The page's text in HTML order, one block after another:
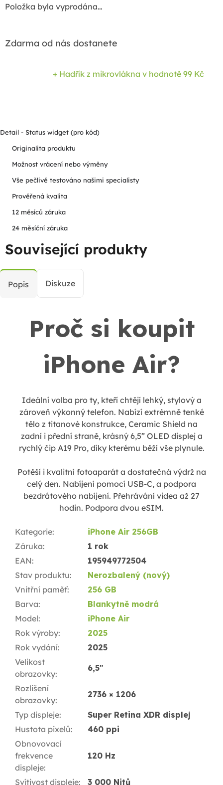
Položka byla vyprodána…
Zdarma od nás dostanete
+ Hadřík z mikrovlákna v hodnotě 99 Kč
Detail - Status widget (pro kód)
Originalita produktu
Možnost vrácení nebo výměny
Vše pečlivě testováno našimi specialisty
Prověřená kvalita
12 měsíců záruka
24 měsíční záruka
Související produkty
Popis Diskuze
Proč si koupit
iPhone Air?
Ideální volba pro ty, kteří chtějí lehký, stylový a
zároveň výkonný telefon. Nabízí extrémně tenké
tělo z titanové konstrukce, Ceramic Shield na
zadní i přední straně, krásný 6,5” OLED displej a
rychlý čip A19 Pro, díky kterému běží vše plynule.
Potěší i kvalitní fotoaparát a dostatečná výdrž na
celý den. Nabíjení pomocí USB-C, a podpora
bezdrátového nabíjení. Přehrávání videa až 27
hodin. Podpora dvou eSIM.
Kategorie:
iPhone Air 256GB
Záruka:
1 rok
EAN:
195949772504
Stav produktu:
Nerozbalený (nový)
Vnitřní paměť:
256 GB
Barva:
Blankytně modrá
Model:
iPhone Air
Rok výroby:
2025
Rok vydání:
2025
Velikost
obrazovky:
6,5"
Rozlišení
obrazovky:
2736 × 1206
Typ displeje:
Super Retina XDR displej
Hustota pixelů:
460 ppi
Obnovovací
frekvence
displeje:
120 Hz
Svítivost displeje: 3 000 Nitů